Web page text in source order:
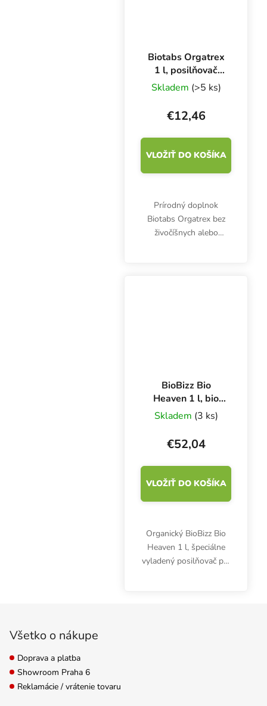
Biotabs Orgatrex
1 l, posilňovač
rastu a kvetov
Skladem (>5 ks)
€12,46
VLOŽIŤ DO KOŠÍKA
Prírodný doplnok
Biotabs Orgatrex bez
živočíšnych alebo
BioBizz Bio
Heaven 1 l, bio
booster
Skladem (3 ks)
€52,04
VLOŽIŤ DO KOŠÍKA
Organický BioBizz Bio
Heaven 1 l, špeciálne
vyladený posilňovač pre
Všetko o nákupe
Doprava a platba
Showroom Praha 6
Reklamácie / vrátenie tovaru